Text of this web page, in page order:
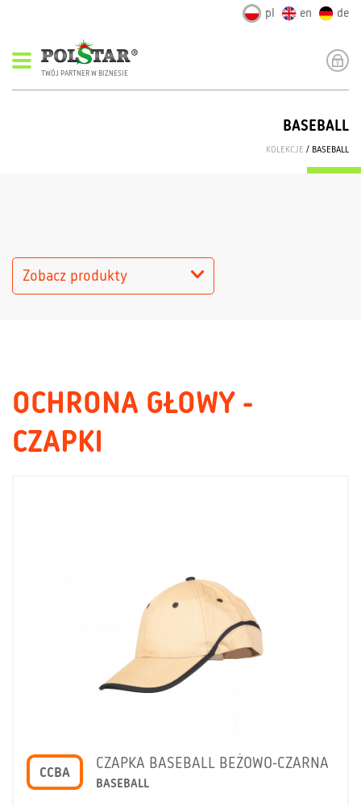
pl en de
TWÓJ PARTNER W BIZNESIE
BASEBALL
KOLEKCJE / BASEBALL
Zobacz produkty
OCHRONA GŁOWY -
CZAPKI
CCBA
CZAPKA BASEBALL BEŻOWO-CZARNA
BASEBALL